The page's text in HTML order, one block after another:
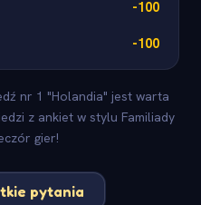
-100
-100
nr 1 "Holandia" jest warta
z ankiet w stylu Familiady
gier!
pytania